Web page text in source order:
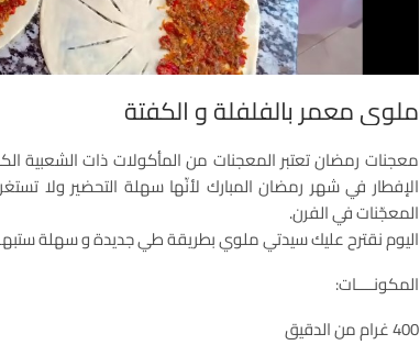
ملوي معمر بالفلفلة و الكفتة
معجنات رمضان تعتبر المعجنات من المأكولات ذات الشعبية
الإفطار في شهر رمضان المبارك لأنّها سهلة التحضير ولا
المعجّنات في الفرن.
اليوم نقترح عليك سيدتي ملوي بطريقة طي جديدة و سهلة
المكونــــات:
400 غرام من الدقيق